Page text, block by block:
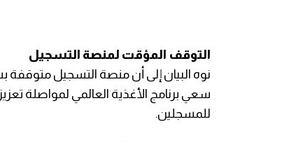
​التوقف المؤقت لمنصة التسجيل
​نوه البيان إلى أن منصة التسجيل متوقفة
سعي برنامج الأغذية العالمي لمواصلة
للمسجلين.